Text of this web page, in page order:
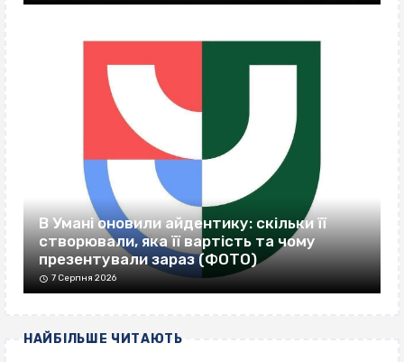
В Умані оновили айдентику: скільки її
створювали, яка її вартість та чому
презентували зараз (ФОТО)
7 Серпня 2026
НАЙБІЛЬШЕ ЧИТАЮТЬ